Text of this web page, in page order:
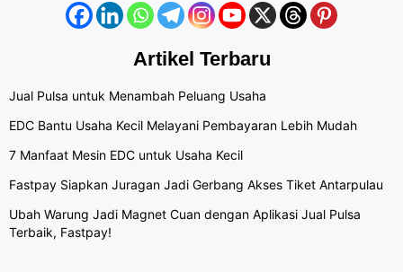
Artikel Terbaru
Jual Pulsa untuk Menambah Peluang Usaha
EDC Bantu Usaha Kecil Melayani Pembayaran Lebih Mudah
7 Manfaat Mesin EDC untuk Usaha Kecil
Fastpay Siapkan Juragan Jadi Gerbang Akses Tiket Antarpulau
Ubah Warung Jadi Magnet Cuan dengan Aplikasi Jual Pulsa
Terbaik, Fastpay!